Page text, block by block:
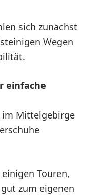
sich zunächst
Wegen
einfache
im Mittelgebirge
Touren,
zum eigenen